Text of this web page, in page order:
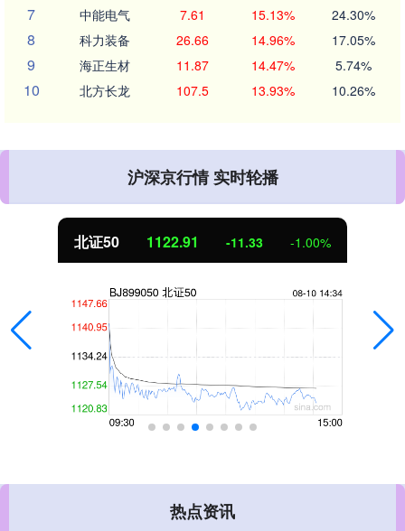
7 中能电气 7.61 15.13% 24.30%
8 科力装备 26.66 14.96% 17.05%
9 海正生材 11.87 14.47% 5.74%
10 北方长龙 107.5 13.93% 10.26%
沪深京行情 实时轮播
北证50 1122.91 -11.33 -1.00%
热点资讯